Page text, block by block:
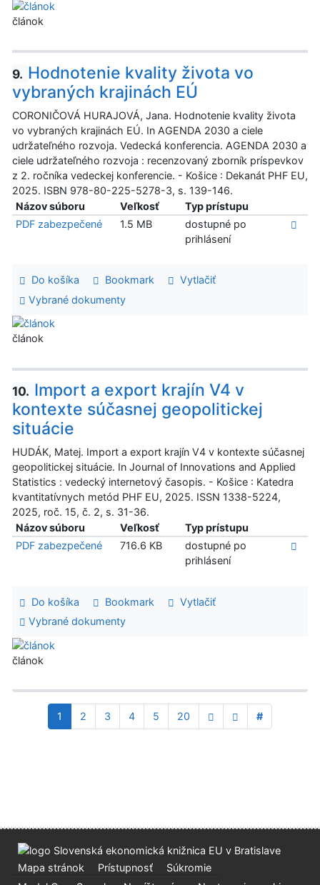
článok
9. Hodnotenie kvality života vo
vybraných krajinách EÚ
CORONIČOVÁ HURAJOVÁ, Jana. Hodnotenie kvality života
vo vybraných krajinách EÚ. In AGENDA 2030 a ciele
udržateľného rozvoja. Vedecká konferencia. AGENDA 2030 a
ciele udržateľného rozvoja : recenzovaný zborník príspevkov
z 2. ročníka vedeckej konferencie. - Košice : Dekanát PHF EU,
2025. ISBN 978-80-225-5278-3, s. 139-146.
Názov súboru
Veľkosť
Typ prístupu
PDF zabezpečené
1.5 MB
dostupné po
prihlásení
Do košíka Bookmark
Vytlačiť
Vybrané dokumenty
článok
10. Import a export krajín V4 v
kontexte súčasnej geopolitickej
situácie
HUDÁK, Matej. Import a export krajín V4 v kontexte súčasnej
geopolitickej situácie. In Journal of Innovations and Applied
Statistics : vedecký internetový časopis. - Košice : Katedra
kvantitatívnych metód PHF EU, 2025. ISSN 1338-5224,
2025, roč. 15, č. 2, s. 31-36.
Názov súboru
Veľkosť
Typ prístupu
PDF zabezpečené
716.6 KB
dostupné po
prihlásení
Do košíka Bookmark
Vytlačiť
Vybrané dokumenty
článok
1 2 3 4 5 20 #
Mapa stránok Prístupnosť
Súkromie